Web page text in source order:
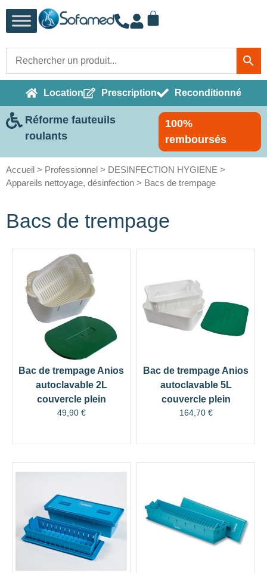
Location Prescription Reconditionné
Réforme fauteuils
roulants
100%
remboursés
Accueil > Professionnel > DESINFECTION HYGIENE >
Appareils nettoyage, désinfection > Bacs de trempage
Bacs de trempage
Bac de trempage Anios
autoclavable 2L
couvercle plein
49,90 €
Bac de trempage Anios
autoclavable 5L
couvercle plein
164,70 €